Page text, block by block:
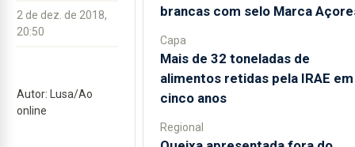
2 de dez. de 2018,
20:50
Autor: Lusa/Ao
online
brancas com selo Marca
Capa
Mais de 32 toneladas de
alimentos retidas pela IRAE em
cinco anos
Regional